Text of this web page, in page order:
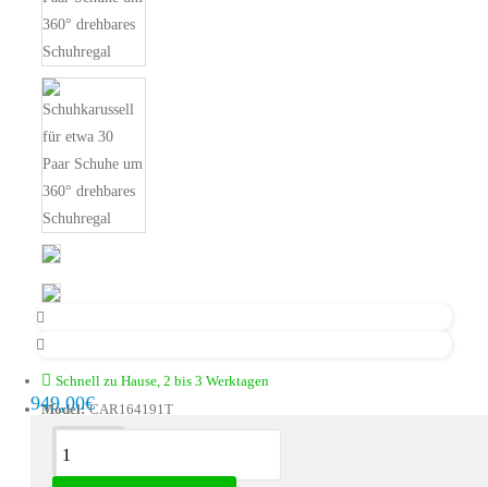
Schnell zu Hause, 2 bis 3 Werktagen
Model: CAR164191T
949,00€
Beschreibung